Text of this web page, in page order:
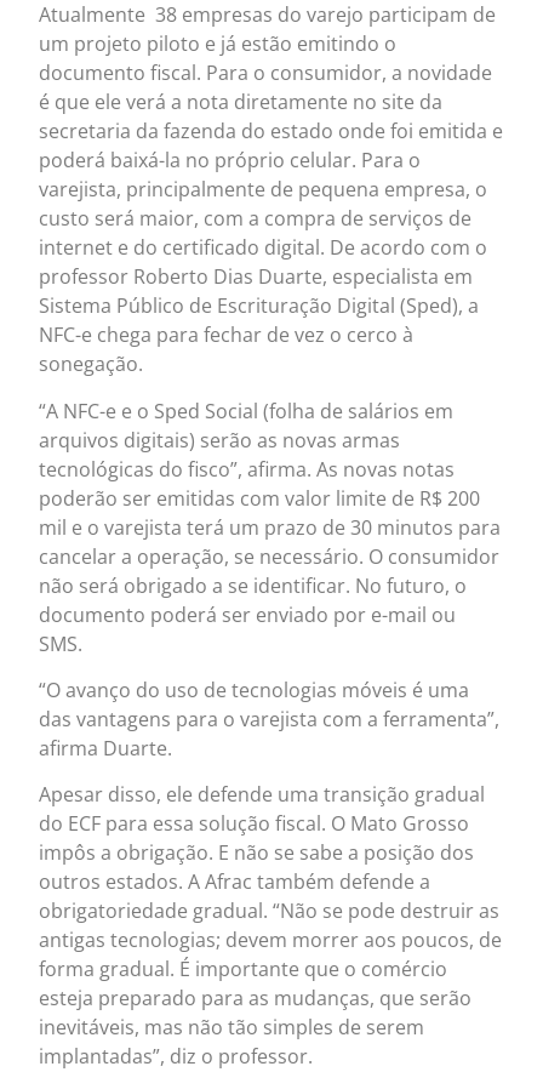
Atualmente 38 empresas do varejo participam de
um projeto piloto e já estão emitindo o
documento fiscal. Para o consumidor, a novidade
é que ele verá a nota diretamente no site da
secretaria da fazenda do estado onde foi emitida e
poderá baixá-la no próprio celular. Para o
varejista, principalmente de pequena empresa, o
custo será maior, com a compra de serviços de
internet e do certificado digital. De acordo com o
professor Roberto Dias Duarte, especialista em
Sistema Público de Escrituração Digital (Sped), a
NFC-e chega para fechar de vez o cerco à
sonegação.
“A NFC-e e o Sped Social (folha de salários em
arquivos digitais) serão as novas armas
tecnológicas do fisco”, afirma. As novas notas
poderão ser emitidas com valor limite de R$ 200
mil e o varejista terá um prazo de 30 minutos para
cancelar a operação, se necessário. O consumidor
não será obrigado a se identificar. No futuro, o
documento poderá ser enviado por e-mail ou
SMS.
“O avanço do uso de tecnologias móveis é uma
das vantagens para o varejista com a ferramenta”,
afirma Duarte.
Apesar disso, ele defende uma transição gradual
do ECF para essa solução fiscal. O Mato Grosso
impôs a obrigação. E não se sabe a posição dos
outros estados. A Afrac também defende a
obrigatoriedade gradual. “Não se pode destruir as
antigas tecnologias; devem morrer aos poucos, de
forma gradual. É importante que o comércio
esteja preparado para as mudanças, que serão
inevitáveis, mas não tão simples de serem
implantadas”, diz o professor.